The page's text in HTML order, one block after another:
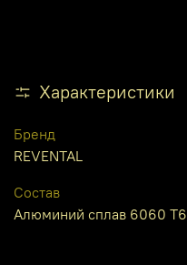
Характеристики
Бренд
REVENTAL
Состав
Алюминий сплав 6060 Т6